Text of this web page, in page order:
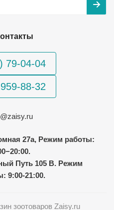
79-04-04
88-32
27а, Режим работы:
Путь 105 В. Режим
9:00-21:00.
зоотоваров Zaisy.ru